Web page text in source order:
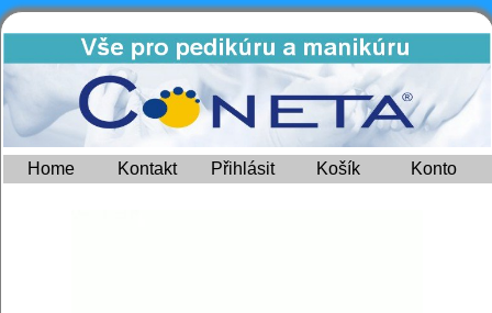
Home Kontakt Přihlásit Košík Konto